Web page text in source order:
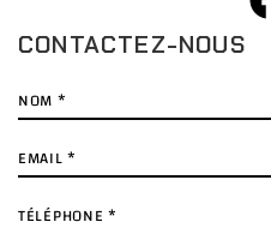
CONTACTEZ-NOUS
Nom *
E-
mail *
Téléphone *